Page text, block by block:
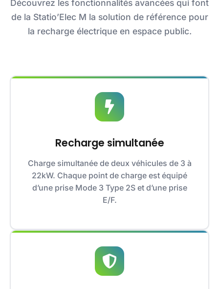
Découvrez les fonctionnalités avancées qui font
de la Statio’Elec M la solution de référence pour
la recharge électrique en espace public.
Recharge simultanée
Charge simultanée de deux véhicules de 3 à
22kW. Chaque point de charge est équipé
d’une prise Mode 3 Type 2S et d’une prise
E/F.